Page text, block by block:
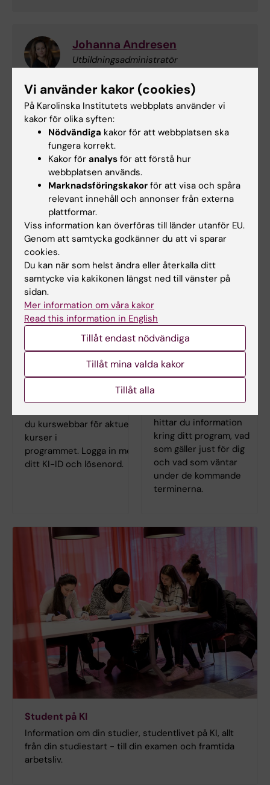
Johanna Andresen
Utbildningsadministratör
Telefon:
+46852488042
E-post:
johanna.andresen@ki.se
Helen Lindkvist-Katz
Studievägledare
Telefon:
+46852488104
E-post:
helen.lindkvistkatz@ki.se
Logga in i Canvas
I lärplattformen Canvas
du kurswebbar för aktuella
kurser i
programmet. Logga in med
ditt KI-ID och lösenord.
Programwebb
tandläkarprogrammet
hittar du information
kring ditt program, vad
som gäller just för dig
och vad som väntar
under de kommande
terminerna.
Student på KI
Information om din studier, studentlivet på KI, allt
från din studiestart - till din examen och framtida
arbetsliv.
Vi använder kakor (cookies)
På Karolinska Institutets webbplats använder vi
kakor för olika syften:
Nödvändiga kakor för att webbplatsen ska
fungera korrekt.
Kakor för analys för att förstå hur
webbplatsen används.
Marknadsföringskakor för att visa och spåra
relevant innehåll och annonser från externa
plattformar.
Viss information kan överföras till länder utanför EU.
Genom att samtycka godkänner du att vi sparar
cookies.
Du kan när som helst ändra eller återkalla ditt
samtycke via kakikonen längst ned till vänster på
sidan.
Mer information om våra kakor
Read this information in English
Tillåt endast nödvändiga
Tillåt mina valda kakor
Tillåt alla